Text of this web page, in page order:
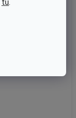
tu.